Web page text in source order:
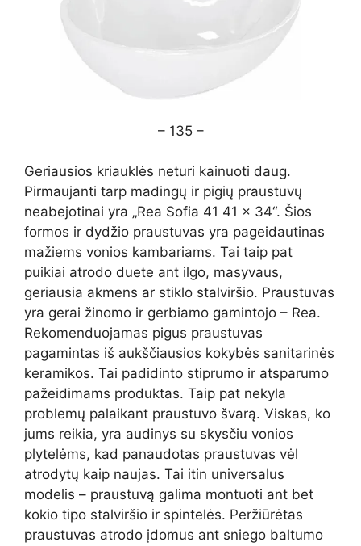
– 135 –
Geriausios kriauklės neturi kainuoti daug.
Pirmaujanti tarp madingų ir pigių praustuvų
neabejotinai yra „Rea Sofia 41 41 × 34“. Šios
formos ir dydžio praustuvas yra pageidautinas
mažiems vonios kambariams. Tai taip pat
puikiai atrodo duete ant ilgo, masyvaus,
geriausia akmens ar stiklo stalviršio. Praustuvas
yra gerai žinomo ir gerbiamo gamintojo – Rea.
Rekomenduojamas pigus praustuvas
pagamintas iš aukščiausios kokybės sanitarinės
keramikos. Tai padidinto stiprumo ir atsparumo
pažeidimams produktas. Taip pat nekyla
problemų palaikant praustuvo švarą. Viskas, ko
jums reikia, yra audinys su skysčiu vonios
plytelėms, kad panaudotas praustuvas vėl
atrodytų kaip naujas. Tai itin universalus
modelis – praustuvą galima montuoti ant bet
kokio tipo stalviršio ir spintelės. Peržiūrėtas
praustuvas atrodo įdomus ant sniego baltumo